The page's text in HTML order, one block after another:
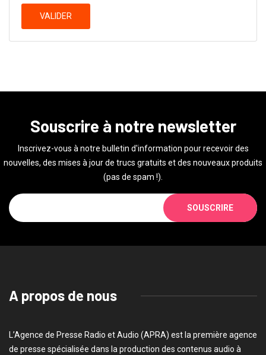
VALIDER
Souscrire à notre newsletter
Inscrivez-vous à notre bulletin d'information pour recevoir des
nouvelles, des mises à jour de trucs gratuits et des nouveaux produits
(pas de spam !).
SOUSCRIRE
A propos de nous
L’Agence de Presse Radio et Audio (APRA) est la première agence
de presse spécialisée dans la production des contenus audio à